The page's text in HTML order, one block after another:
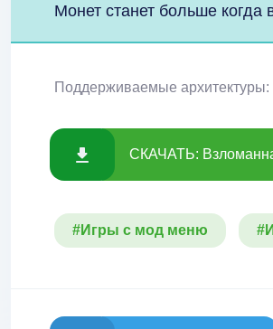
Монет станет больше когда
Поддерживаемые архитектуры:
СКАЧАТЬ:
#Игры с мод меню